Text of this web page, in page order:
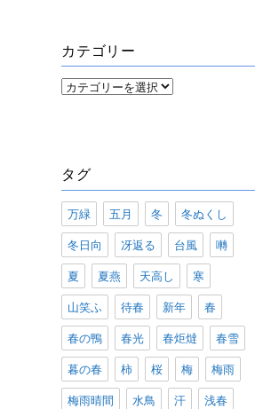
カテゴリー
カ
タグ
万緑 五月 冬 冬ぬくし
冬日向 冴返る 台風 囀
夏 夏燕 天高し 寒
山笑ふ 待春 新年 春
春の鴨 春光 春炬燵 春雪
暮の春 柿 桜 梅 梅雨
梅雨晴間 水鳥 汗 浅春